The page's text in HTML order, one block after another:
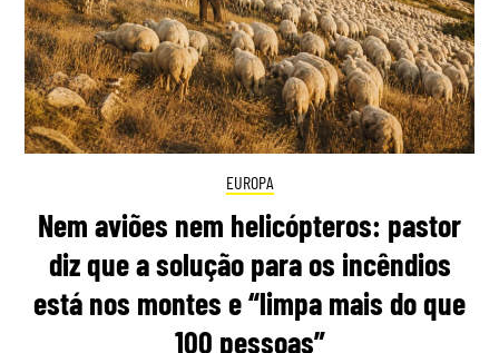
EUROPA
Nem aviões nem helicópteros: pastor
diz que a solução para os incêndios
está nos montes e “limpa mais do que
100 pessoas”